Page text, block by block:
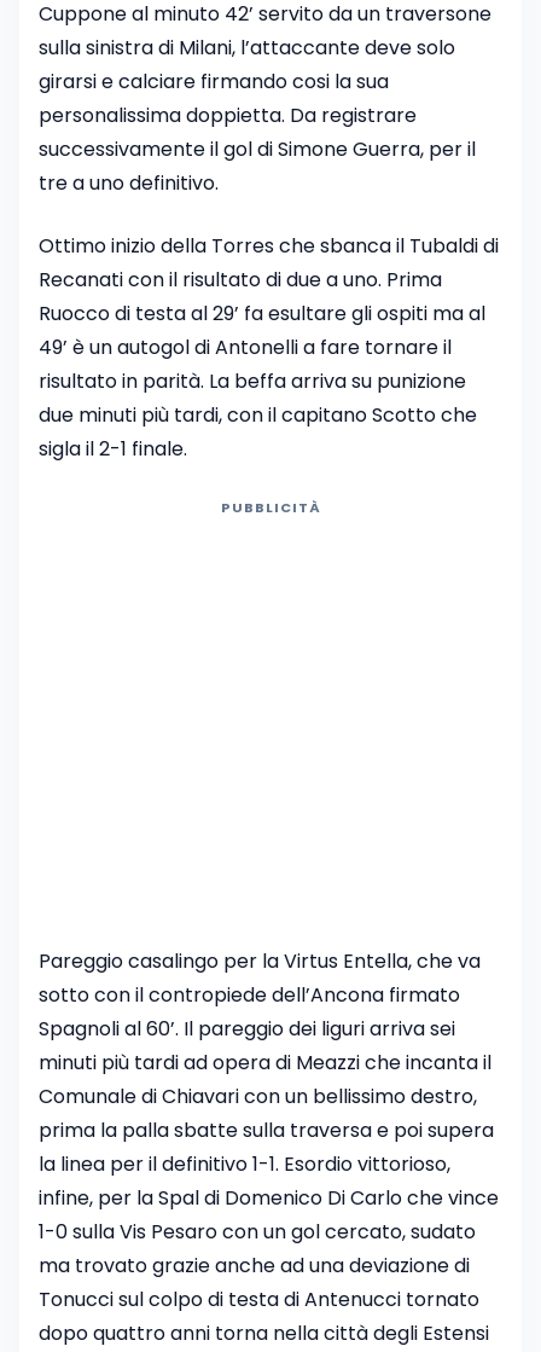
Cuppone al minuto 42’ servito da un traversone
sulla sinistra di Milani, l’attaccante deve solo
girarsi e calciare firmando cosi la sua
personalissima doppietta. Da registrare
successivamente il gol di Simone Guerra, per il
tre a uno definitivo.
Ottimo inizio della Torres che sbanca il Tubaldi di
Recanati con il risultato di due a uno. Prima
Ruocco di testa al 29’ fa esultare gli ospiti ma al
49’ è un autogol di Antonelli a fare tornare il
risultato in parità. La beffa arriva su punizione
due minuti più tardi, con il capitano Scotto che
sigla il 2-1 finale.
PUBBLICITÀ
Pareggio casalingo per la Virtus Entella, che va
sotto con il contropiede dell’Ancona firmato
Spagnoli al 60’. Il pareggio dei liguri arriva sei
minuti più tardi ad opera di Meazzi che incanta il
Comunale di Chiavari con un bellissimo destro,
prima la palla sbatte sulla traversa e poi supera
la linea per il definitivo 1-1. Esordio vittorioso,
infine, per la Spal di Domenico Di Carlo che vince
1-0 sulla Vis Pesaro con un gol cercato, sudato
ma trovato grazie anche ad una deviazione di
Tonucci sul colpo di testa di Antenucci tornato
dopo quattro anni torna nella città degli Estensi